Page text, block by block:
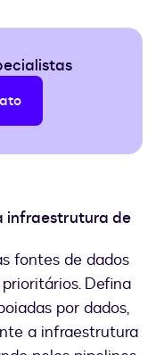
infraestrutura de
fontes de dados
Defina
por dados,
a infraestrutura